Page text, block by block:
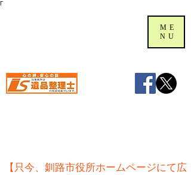
Γ
【只今、釧路市役所ホームページにて広
ME
NU